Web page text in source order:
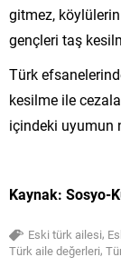
gitmez,
gençleri taş
Türk
kesilme ile
içindeki uyumun
Kaynak: Sosyo-
Eski türk ailesi,
Türk aile değerleri,